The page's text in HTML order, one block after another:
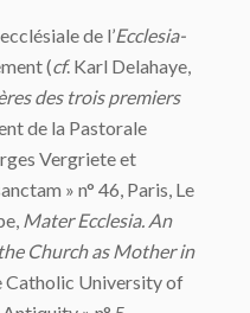
de l’Ecclesia-
(cf. Karl Delahaye,
des trois premiers
de la Pastorale
Vergriete et
» n° 46, Paris, Le
Mater Ecclesia. An
Church as Mother in
Catholic University of